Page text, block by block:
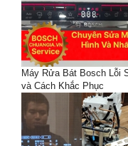
Máy Rửa Bát Bosch Lỗi
và Cách Khắc Phục